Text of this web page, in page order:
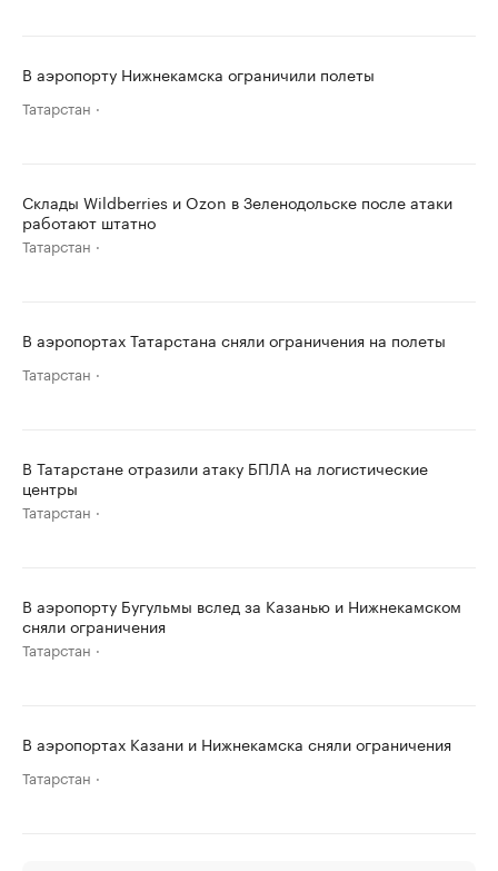
В аэропорту Нижнекамска ограничили полеты
Татарстан
Склады Wildberries и Ozon в Зеленодольске после атаки
работают штатно
Татарстан
В аэропортах Татарстана сняли ограничения на полеты
Татарстан
В Татарстане отразили атаку БПЛА на логистические
центры
Татарстан
В аэропорту Бугульмы вслед за Казанью и Нижнекамском
сняли ограничения
Татарстан
В аэропортах Казани и Нижнекамска сняли ограничения
Татарстан